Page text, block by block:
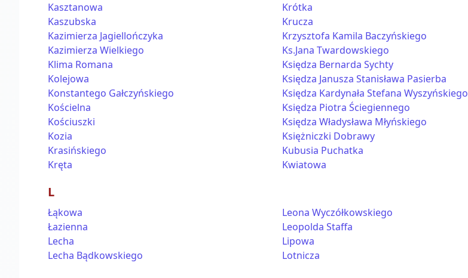
Kasztanowa
Kaszubska
Kazimierza Jagiellończyka
Kazimierza Wielkiego
Klima Romana
Kolejowa
Konstantego Gałczyńskiego
Kościelna
Kościuszki
Kozia
Krasińskiego
Kręta
Krótka
Krucza
Krzysztofa Kamila Baczyńskiego
Ks.Jana Twardowskiego
Księdza Bernarda Sychty
Księdza Janusza Stanisława Pasierba
Księdza Kardynała Stefana Wyszyńskiego
Księdza Piotra Ściegiennego
Księdza Władysława Młyńskiego
Księżniczki Dobrawy
Kubusia Puchatka
Kwiatowa
L
Łąkowa
Łazienna
Lecha
Lecha Bądkowskiego
Leona Wyczółkowskiego
Leopolda Staffa
Lipowa
Lotnicza